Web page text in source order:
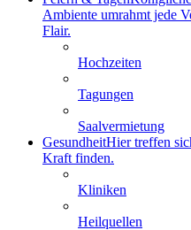
Ambiente umrahmt jede
Flair.
Hochzeiten
Tagungen
Saalvermietung
GesundheitHier treffen
Kraft finden.
Kliniken
Heilquellen